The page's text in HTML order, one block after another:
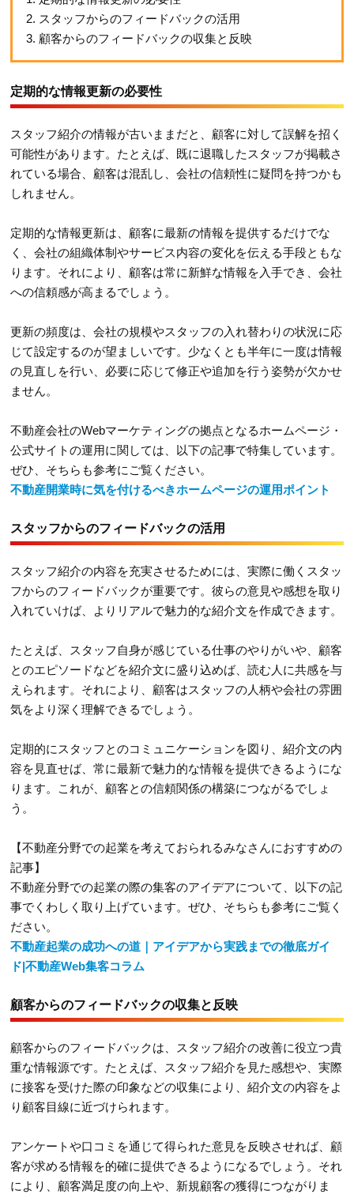
2. スタッフからのフィードバックの活用
3. 顧客からのフィードバックの収集と反映
定期的な情報更新の必要性
スタッフ紹介の情報が古いままだと、顧客に対して誤解を招く
可能性があります。たとえば、既に退職したスタッフが掲載さ
れている場合、顧客は混乱し、会社の信頼性に疑問を持つかも
しれません。
定期的な情報更新は、顧客に最新の情報を提供するだけでな
く、会社の組織体制やサービス内容の変化を伝える手段ともな
ります。それにより、顧客は常に新鮮な情報を入手でき、会社
への信頼感が高まるでしょう。
更新の頻度は、会社の規模やスタッフの入れ替わりの状況に応
じて設定するのが望ましいです。少なくとも半年に一度は情報
の見直しを行い、必要に応じて修正や追加を行う姿勢が欠かせ
ません。
不動産会社のWebマーケティングの拠点となるホームページ・
公式サイトの運用に関しては、以下の記事で特集しています。
ぜひ、そちらも参考にご覧ください。
不動産開業時に気を付けるべきホームページの運用ポイント
スタッフからのフィードバックの活用
スタッフ紹介の内容を充実させるためには、実際に働くスタッ
フからのフィードバックが重要です。彼らの意見や感想を取り
入れていけば、よりリアルで魅力的な紹介文を作成できます。
たとえば、スタッフ自身が感じている仕事のやりがいや、顧客
とのエピソードなどを紹介文に盛り込めば、読む人に共感を与
えられます。それにより、顧客はスタッフの人柄や会社の雰囲
気をより深く理解できるでしょう。
定期的にスタッフとのコミュニケーションを図り、紹介文の内
容を見直せば、常に最新で魅力的な情報を提供できるようにな
ります。これが、顧客との信頼関係の構築につながるでしょ
う。
【不動産分野での起業を考えておられるみなさんにおすすめの
記事】
不動産分野での起業の際の集客のアイデアについて、以下の記
事でくわしく取り上げています。ぜひ、そちらも参考にご覧く
ださい。
不動産起業の成功への道｜アイデアから実践までの徹底ガイ
ド|不動産Web集客コラム
顧客からのフィードバックの収集と反映
顧客からのフィードバックは、スタッフ紹介の改善に役立つ貴
重な情報源です。たとえば、スタッフ紹介を見た感想や、実際
に接客を受けた際の印象などの収集により、紹介文の内容をよ
り顧客目線に近づけられます。
アンケートや口コミを通じて得られた意見を反映させれば、顧
客が求める情報を的確に提供できるようになるでしょう。それ
により、顧客満足度の向上や、新規顧客の獲得につながりま